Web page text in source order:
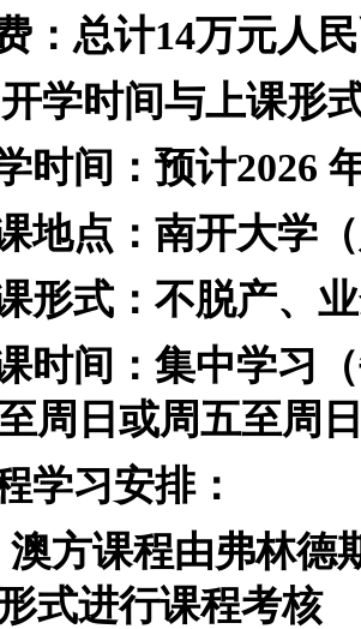
总计14万元人民
时间与上课形
间：预计2026
点：南开大学（
式：不脱产、业
间：集中学习（
周日或周五至周
习安排：
方课程由弗林德
式进行课程考核